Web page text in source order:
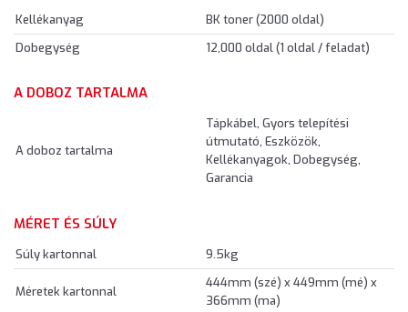
Kellékanyag
BK toner (2000 oldal)
Dobegység
12,000 oldal (1 oldal / feladat)
A DOBOZ TARTALMA
A doboz tartalma
Tápkábel, Gyors telepítési
útmutató, Eszközök,
Kellékanyagok, Dobegység,
Garancia
MÉRET ÉS SÚLY
Súly kartonnal 9.5kg
Méretek kartonnal
444mm (szé) x 449mm (mé) x
366mm (ma)